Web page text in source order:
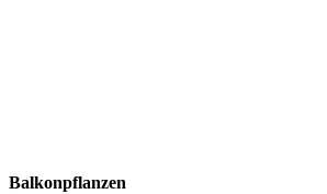
Balkonpflanzen